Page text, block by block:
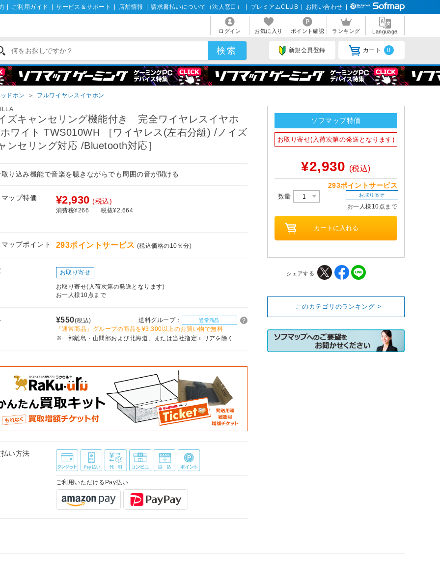
ご利用ガイド サービス＆サポート 店舗情報 請求書払いについて（法人窓口） プレミアムCLUB お問い合わせ
ログイン お気に入り ポイント確認 ランキング Language
新規会員登録 カート 0
ドホン ＞
フルワイヤレスイヤホン
ズキャンセリング機能付き 完全ワイヤレスイヤホ
ワイト TWS010WH ［ワイヤレス(左右分離) /ノイズ
ンセリング対応 /Bluetooth対応］
り込み機能で音楽を聴きながらでも周囲の音が聞ける
マップ特価 ¥2,930 (税込)
消費税¥266 税抜¥2,664
マップポイント 293ポイントサービス (税込価格の10％分)
お取り寄せ
お取り寄せ(入荷次第の発送となります)
お一人様10点まで
¥550(税込) 送料グループ： 通常商品
「通常商品」グループの商品を¥3,300以上のお買い物で無料
※一部離島・山間部および北海道、または当社指定エリアを除く
払い方法
ご利用いただけるPay払い
ソフマップ特価
お取り寄せ(入荷次第の発送となります)
¥2,930 (税込)
293ポイントサービス
数量 お取り寄せ
お一人様10点まで
シェアする
このカテゴリのランキング >